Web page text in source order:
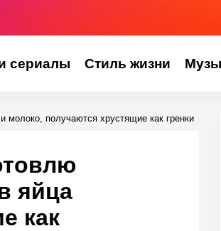
сериалы Стиль жизни
получаются хрустящие как гренки
яйца
как